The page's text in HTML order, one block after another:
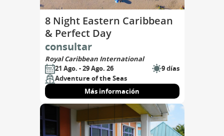
8 Night Eastern Caribbean
& Perfect Day
consultar
Royal Caribbean International
21 Ago. - 29 Ago. 26
9 días
Adventure of the Seas
Más información